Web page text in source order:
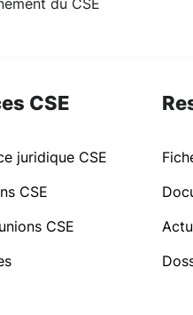
du CSE
CSE
juridique CSE
CSE
CSE